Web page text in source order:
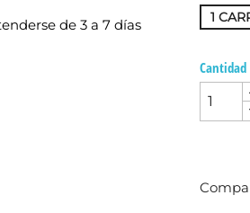
de 3 a 7 días
1
Cantidad